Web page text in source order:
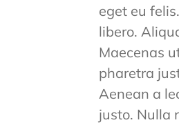
eget eu
libero.
Maecenas
pharetra
Aenean a
justo. Nulla